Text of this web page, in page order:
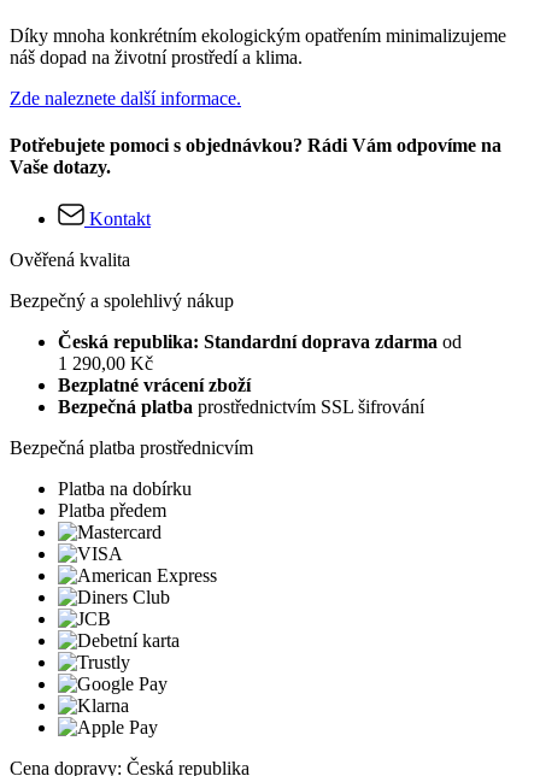
Díky mnoha konkrétním ekologickým opatřením minimalizujeme
náš dopad na životní prostředí a klima.
Zde naleznete další informace.
Potřebujete pomoci s objednávkou? Rádi Vám odpovíme na
Vaše dotazy.
Kontakt
Ověřená kvalita
Bezpečný a spolehlivý nákup
Česká republika: Standardní doprava zdarma od
1 290,00 Kč
Bezplatné vrácení zboží
Bezpečná platba prostřednictvím SSL šifrování
Bezpečná platba prostřednicvím
Platba na dobírku
Platba předem
Cena dopravy: Česká republika